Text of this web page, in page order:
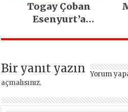
Togay Çoban
Esenyurt’a
Bir yanıt yazın Yorum
açmalısınız.